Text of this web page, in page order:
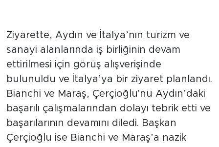
Ziyarette, Aydın ve İtalya’nın turizm ve
sanayi alanlarında iş birliğinin devam
ettirilmesi için görüş alışverişinde
bulunuldu ve İtalya’ya bir ziyaret planlandı.
Bianchi ve Maraş, Çerçioğlu'nu Aydın’daki
başarılı çalışmalarından dolayı tebrik etti ve
başarılarının devamını diledi. Başkan
Çerçioğlu ise Bianchi ve Maraş’a nazik